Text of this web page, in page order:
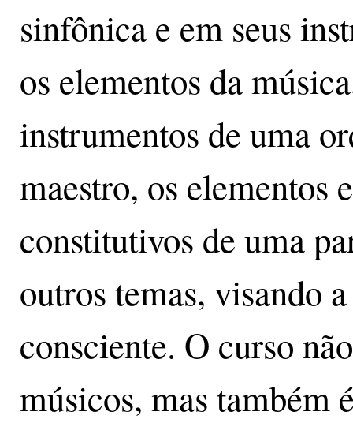
sinfônica e em seus
os elementos da
instrumentos de uma
maestro, os elementos
constitutivos de uma
outros temas, visando
consciente. O curso
músicos, mas também